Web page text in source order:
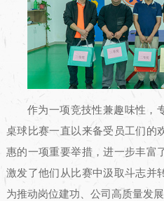
作为一项竞技性兼趣味性，
桌球比赛一直以来备受员工们的
惠的一项重要举措，进一步丰富
激发了他们从比赛中汲取斗志并
为推动岗位建功、公司高质量发展